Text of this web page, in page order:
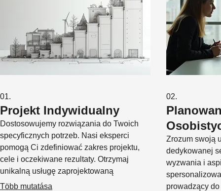
01.
Projekt Indywidualny
Dostosowujemy rozwiązania do Twoich
specyficznych potrzeb. Nasi eksperci
pomogą Ci zdefiniować zakres projektu,
cele i oczekiwane rezultaty. Otrzymaj
unikalną usługę zaprojektowaną
specjalnie dla Ciebie.
Több mutatása
02.
Zrozum swoją
dedykowanej
wyzwania i
prowadzący